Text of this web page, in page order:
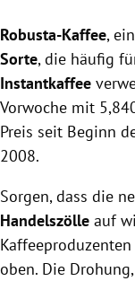
Robusta-Kaffee,
Sorte, die häufig
Instantkaffee
Vorwoche mit
Preis seit Beginn
2008.
Sorgen, dass die
Handelszölle auf
oben. Die